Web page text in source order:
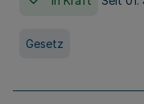
Gesetz